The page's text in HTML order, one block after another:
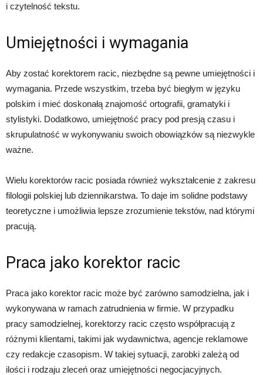
i czytelność tekstu.
Umiejętności i wymagania
Aby zostać korektorem racic, niezbędne są pewne umiejętności i
wymagania. Przede wszystkim, trzeba być biegłym w języku
polskim i mieć doskonałą znajomość ortografii, gramatyki i
stylistyki. Dodatkowo, umiejętność pracy pod presją czasu i
skrupulatność w wykonywaniu swoich obowiązków są niezwykle
ważne.
Wielu korektorów racic posiada również wykształcenie z zakresu
filologii polskiej lub dziennikarstwa. To daje im solidne podstawy
teoretyczne i umożliwia lepsze zrozumienie tekstów, nad którymi
pracują.
Praca jako korektor racic
Praca jako korektor racic może być zarówno samodzielna, jak i
wykonywana w ramach zatrudnienia w firmie. W przypadku
pracy samodzielnej, korektorzy racic często współpracują z
różnymi klientami, takimi jak wydawnictwa, agencje reklamowe
czy redakcje czasopism. W takiej sytuacji, zarobki zależą od
ilości i rodzaju zleceń oraz umiejętności negocjacyjnych.